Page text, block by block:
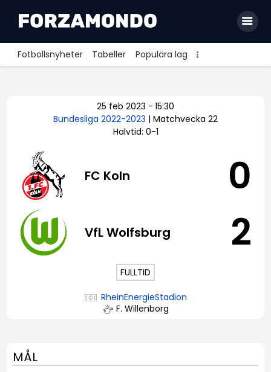
Fotbollsnyheter Tabeller Populära lag
Premier League
Serie A
Ligue 1
25 feb 2023 - 15:30
Bundesliga 2022-2023 | Matchvecka 22
Halvtid: 0-1
FC Koln 0
VfL Wolfsburg 2
FULLTID
RheinEnergieStadion
F. Willenborg
MÅL